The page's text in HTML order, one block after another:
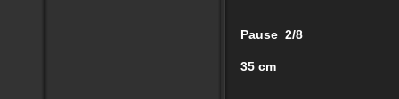
Pause 2/8
35 cm